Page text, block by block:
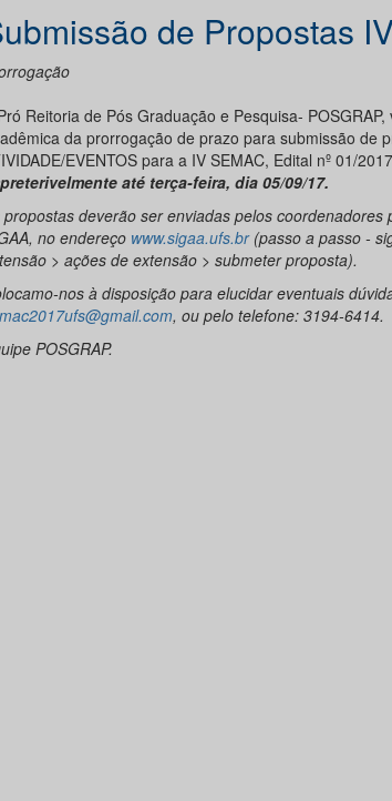
de Propostas
Reitoria de Pós Graduação e Pesquisa-
da prorrogação de prazo para submissão de
EVENTOS para a IV SEMAC, Edital nº 01/
até terça-feira, dia 05/09/17.
propostas deverão ser enviadas pelos coordenadores
no endereço www.sigaa.ufs.br(passo a passo -
> ações de extensão > submeter proposta).
nos à disposição para elucidar eventuais
, ou pelo telefone: 3194-6414.
POSGRAP.